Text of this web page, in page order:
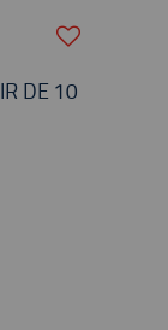
DE 10